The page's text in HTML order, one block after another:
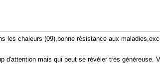
les chaleurs (09),bonne résistance aux
d'attention mais qui peut se révéler très généreuse.